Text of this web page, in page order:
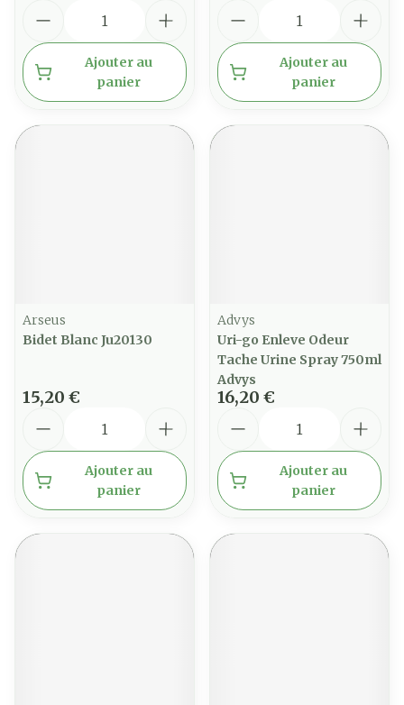
Ajouter au
panier
Ajouter au
panier
Arseus
Bidet Blanc Ju20130
15,20 €
Ajouter au
panier
Advys
Uri-go Enleve Odeur
Tache Urine Spray 750ml
Advys
16,20 €
Ajouter au
panier